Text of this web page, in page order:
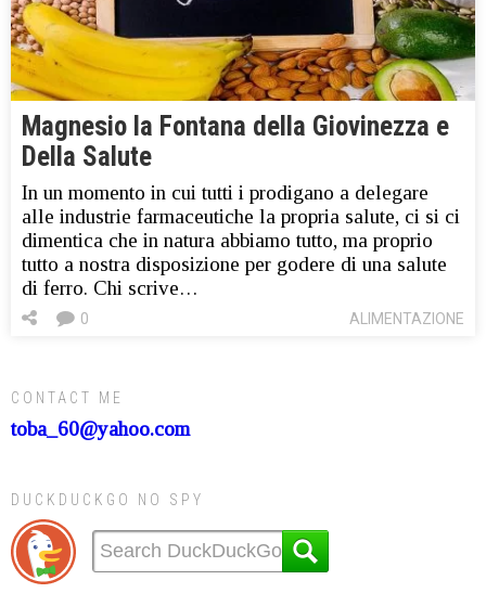
Magnesio la Fontana della Giovinezza e
Della Salute
In un momento in cui tutti i prodigano a delegare
alle industrie farmaceutiche la propria salute, ci si ci
dimentica che in natura abbiamo tutto, ma proprio
tutto a nostra disposizione per godere di una salute
di ferro. Chi scrive…
ALIMENTAZIONE
0
CONTACT ME
toba_60@yahoo.com
DUCKDUCKGO NO SPY